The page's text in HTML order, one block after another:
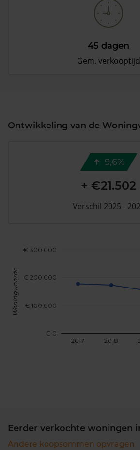
45 dagen
Gem. verkooptijd
Ontwikkeling van de
2017 2018
€ 0
€ 100.000
€ 200.000
€ 300.000
Woningwaarde
9,6%
+ €21.502
Verschil 2025 -
Eerder verkochte woningen
Andere koopsommen opvragen